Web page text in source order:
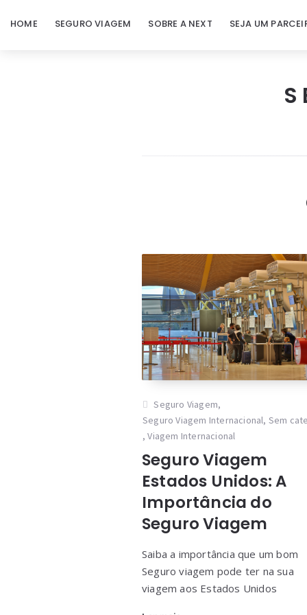
HOME SEGURO VIAGEM SOBRE A NEXT SEJA UM
Seguro Viagem,
Seguro Viagem Internacional, Sem
,Viagem Internacional
Seguro Viagem
Estados Unidos: A
Importância do
Seguro Viagem
Saiba a importância que um bom
Seguro viagem pode ter na sua
viagem aos Estados Unidos